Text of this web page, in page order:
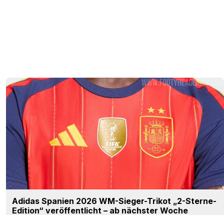
Adidas Spanien 2026 WM-Sieger-Trikot „2-Sterne-
Edition“ veröffentlicht – ab nächster Woche